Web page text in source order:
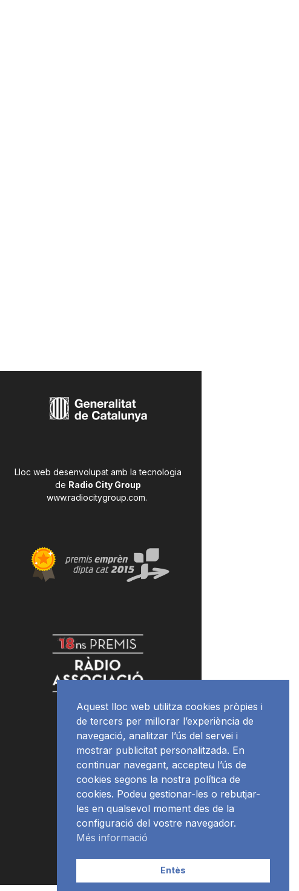
Lloc web desenvolupat amb la tecnologia
de Radio City Group
www.radiocitygroup.com.
Aquest lloc web utilitza cookies pròpies i
de tercers per millorar l’experiència de
navegació, analitzar l’ús del servei i
mostrar publicitat personalitzada. En
continuar navegant, accepteu l’ús de
cookies segons la nostra política de
cookies. Podeu gestionar-les o rebutjar-
les en qualsevol moment des de la
configuració del vostre navegador.
Més informació
Entès